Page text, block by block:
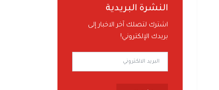
النشرة البريدية
اشترك لتصلك آخر الاخبار إلى
بريدك الإلكتروني!